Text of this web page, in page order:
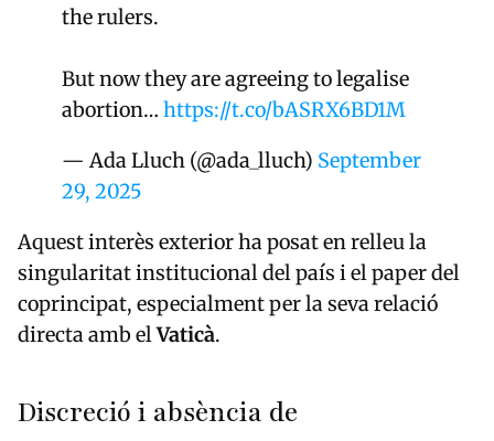
the rulers.
But now they are agreeing to legalise
abortion… https://t.co/bASRX6BD1M
— Ada Lluch (@ada_lluch) September
29, 2025
Aquest interès exterior ha posat en relleu la
singularitat institucional del país i el paper del
coprincipat, especialment per la seva relació
directa amb elVaticà.
Discreció i absència de